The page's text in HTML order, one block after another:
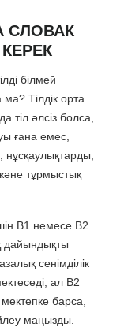
СЛОВАК
КЕРЕК
білмей
Тілдік орта
тіл әлсіз болса,
ғана емес,
нұсқаулықтарды,
тұрмыстық
B1 немесе B2
дайындықты
сенімділік
ал B2
барса,
маңызды.